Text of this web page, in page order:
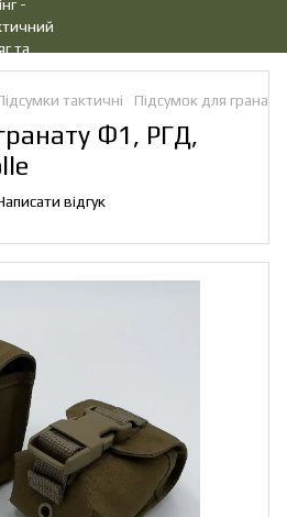
тактичні Підсумок для гранат
Ф1, РГД,
відгук